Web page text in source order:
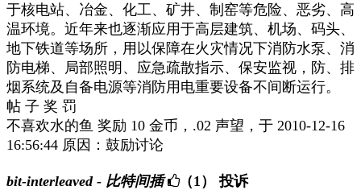
于核电站、冶金、化工、矿井、制窑等危险、恶劣、高
温环境。近年来也逐渐应用于高层建筑、机场、码头、
地下铁道等场所，用以保障在火灾情况下消防水泵、消
防电梯、局部照明、应急疏散指示、保安监视，防、排
烟系统及自备电源等消防用电重要设备不间断运行。
帖 子 奖 罚
不喜欢水的鱼 奖励 10 金币，.02 声望，于 2010-12-16
16:56:44 原因：鼓励讨论
bit-interleaved - 比特间插 （1） 投诉